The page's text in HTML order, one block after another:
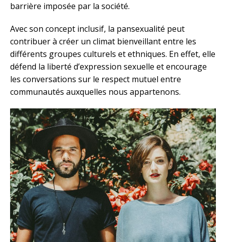
barrière imposée par la société.
Avec son concept inclusif, la pansexualité peut
contribuer à créer un climat bienveillant entre les
différents groupes culturels et ethniques. En effet, elle
défend la liberté d’expression sexuelle et encourage
les conversations sur le respect mutuel entre
communautés auxquelles nous appartenons.